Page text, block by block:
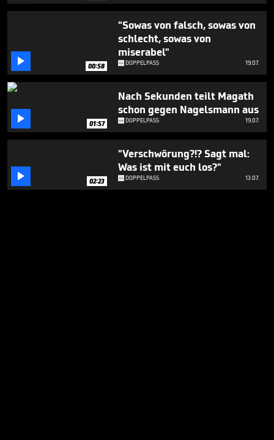
 00:58
"Sowas von falsch, sowas von
schlecht, sowas von
miserabel"
DOPPELPASS 19.07.
 01:57
Nach Sekunden teilt Magath
schon gegen Nagelsmann aus
DOPPELPASS 19.07.
 02:23
"Verschwörung?!? Sagt mal:
Was ist mit euch los?"
DOPPELPASS 13.07.